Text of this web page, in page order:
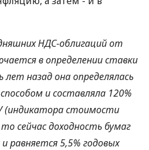
НДС-облигаций от
в определении ставки
назад она определялась
и составляла 120%
(индикатора стоимости
сейчас доходность бумаг
равняется 5,5% годовых